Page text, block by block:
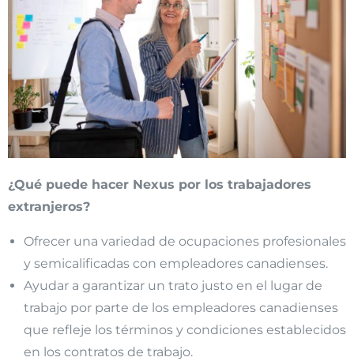
¿Qué puede hacer Nexus por los trabajadores
extranjeros?
Ofrecer una variedad de ocupaciones profesionales
y semicalificadas con empleadores canadienses.
Ayudar a garantizar un trato justo en el lugar de
trabajo por parte de los empleadores canadienses
que refleje los términos y condiciones establecidos
en los contratos de trabajo.